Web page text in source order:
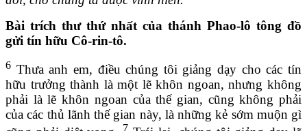
Bài trích thư thứ nhất của thánh Phao-lô tông đồ
gửi tín hữu Cô-rin-tô.
6 Thưa anh em, điều chúng tôi giảng dạy cho các tín
hữu trưởng thành là một lẽ khôn ngoan, nhưng không
phải là lẽ khôn ngoan của thế gian, cũng không phải
của các thủ lãnh thế gian này, là những kẻ sớm muộn gì
7